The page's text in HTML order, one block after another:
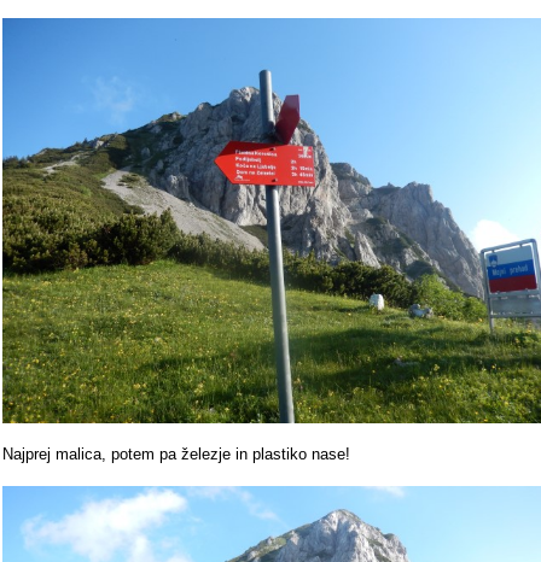
Najprej malica, potem pa železje in plastiko nase!